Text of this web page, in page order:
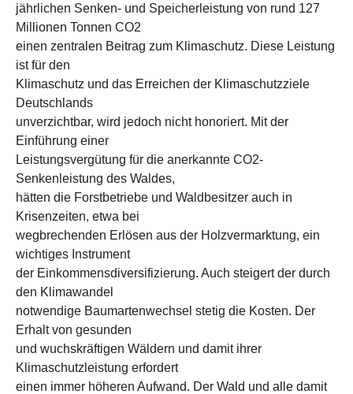
jährlichen Senken- und Speicherleistung von rund 127
Millionen Tonnen CO2
einen zentralen Beitrag zum Klimaschutz. Diese Leistung
ist für den
Klimaschutz und das Erreichen der Klimaschutzziele
Deutschlands
unverzichtbar, wird jedoch nicht honoriert. Mit der
Einführung einer
Leistungsvergütung für die anerkannte CO2-
Senkenleistung des Waldes,
hätten die Forstbetriebe und Waldbesitzer auch in
Krisenzeiten, etwa bei
wegbrechenden Erlösen aus der Holzvermarktung, ein
wichtiges Instrument
der Einkommensdiversifizierung. Auch steigert der durch
den Klimawandel
notwendige Baumartenwechsel stetig die Kosten. Der
Erhalt von gesunden
und wuchskräftigen Wäldern und damit ihrer
Klimaschutzleistung erfordert
einen immer höheren Aufwand. Der Wald und alle damit